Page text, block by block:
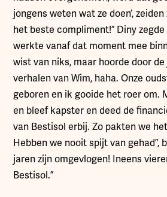
jongens weten wat ze doen’,
het beste compliment!” Diny
werkte vanaf dat moment mee
wist van niks, maar hoorde door
verhalen van Wim, haha. Onze
geboren en ik gooide het roer om.
en bleef kapster en deed de
van Bestisol erbij. Zo pakten we
Hebben we nooit spijt van gehad”,
jaren zijn omgevlogen! Ineens
Bestisol.”